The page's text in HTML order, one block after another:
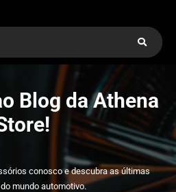
Blog da Athena
conosco e descubra as últimas
mundo automotivo.